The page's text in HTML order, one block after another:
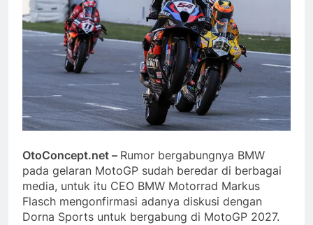
OtoConcept.net – Rumor bergabungnya BMW
pada gelaran MotoGP sudah beredar di berbagai
media, untuk itu CEO BMW Motorrad Markus
Flasch mengonfirmasi adanya diskusi dengan
Dorna Sports untuk bergabung di MotoGP 2027.